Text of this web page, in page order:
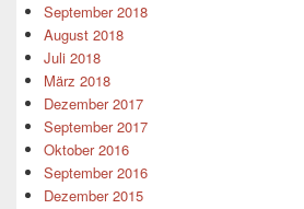
September 2018
August 2018
Juli 2018
März 2018
Dezember 2017
September 2017
Oktober 2016
September 2016
Dezember 2015